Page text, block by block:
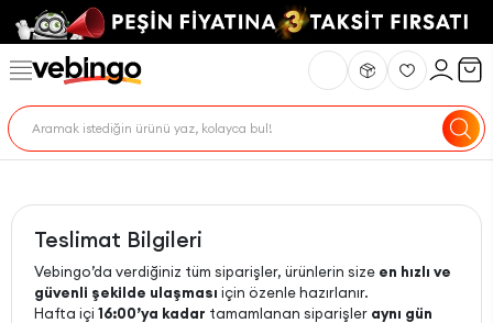
Teslimat Bilgileri
Vebingo’da verdiğiniz tüm siparişler, ürünlerin size en hızlı ve
güvenli şekilde ulaşması için özenle hazırlanır.
Hafta içi 16:00’ya kadar tamamlanan siparişler aynı gün